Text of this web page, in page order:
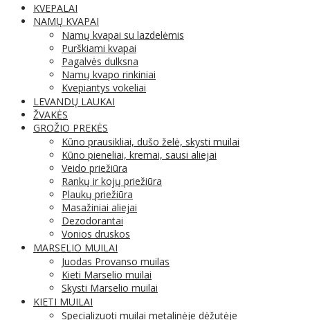
KVEPALAI
NAMŲ KVAPAI
Namų kvapai su lazdelėmis
Purškiami kvapai
Pagalvės dulksna
Namų kvapo rinkiniai
Kvepiantys vokeliai
LEVANDŲ LAUKAI
ŽVAKĖS
GROŽIO PREKĖS
Kūno prausikliai, dušo želė, skysti muilai
Kūno pieneliai, kremai, sausi aliejai
Veido priežiūra
Rankų ir kojų priežiūra
Plaukų priežiūra
Masažiniai aliejai
Dezodorantai
Vonios druskos
MARSELIO MUILAI
Juodas Provanso muilas
Kieti Marselio muilai
Skysti Marselio muilai
KIETI MUILAI
Specializuoti muilai metalinėje dėžutėje